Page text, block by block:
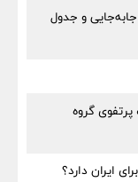
و جدول
میلیارد افت پرتفوی گروه
ایران دارد؟